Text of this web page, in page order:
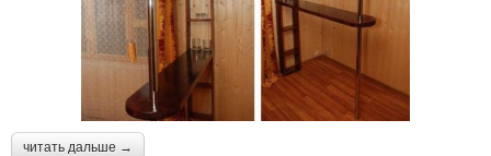
читать дальше →